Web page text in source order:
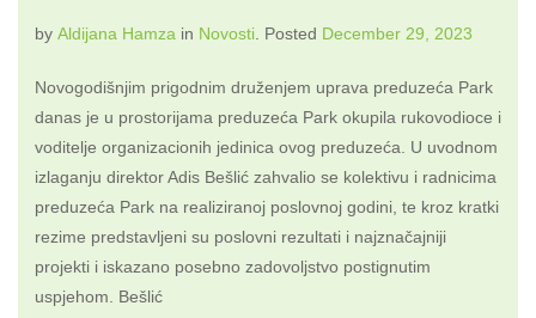
by Aldijana Hamza in Novosti Posted December 29, 2023
Novogodišnjim prigodnim druženjem uprava preduzeća Park
danas je u prostorijama preduzeća Park okupila rukovodioce i
voditelje organizacionih jedinica ovog preduzeća. U uvodnom
izlaganju direktor Adis Bešlić zahvalio se kolektivu i radnicima
preduzeća Park na realiziranoj poslovnoj godini, te kroz kratki
rezime predstavljeni su poslovni rezultati i najznačajniji
projekti i iskazano posebno zadovoljstvo postignutim
uspjehom. Bešlić